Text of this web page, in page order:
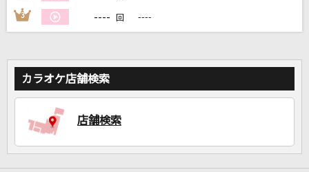
カラオケをもっと楽しもう！
3 ---- 回 ----
カラオケ店舗検索
店舗検索